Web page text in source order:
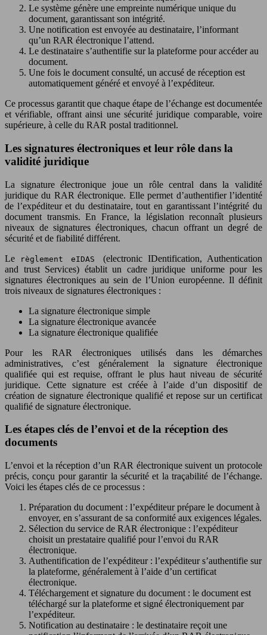
Le système génère une empreinte numérique unique du
document, garantissant son intégrité.
Une notification est envoyée au destinataire, l’informant
qu’un RAR électronique l’attend.
Le destinataire s’authentifie sur la plateforme pour accéder au
document.
Une fois le document consulté, un accusé de réception est
automatiquement généré et envoyé à l’expéditeur.
Ce processus garantit que chaque étape de l’échange est documentée
et vérifiable, offrant ainsi une sécurité juridique comparable, voire
supérieure, à celle du RAR postal traditionnel.
Les signatures électroniques et leur rôle dans la
validité juridique
La signature électronique joue un rôle central dans la validité
juridique du RAR électronique. Elle permet d’authentifier l’identité
de l’expéditeur et du destinataire, tout en garantissant l’intégrité du
document transmis. En France, la législation reconnaît plusieurs
niveaux de signatures électroniques, chacun offrant un degré de
sécurité et de fiabilité différent.
Le
règlement eIDAS (electronic IDentification, Authentication
and trust Services) établit un cadre juridique uniforme pour les
signatures électroniques au sein de l’Union européenne. Il définit
trois niveaux de signatures électroniques :
La signature électronique simple
La signature électronique avancée
La signature électronique qualifiée
Pour les RAR électroniques utilisés dans les démarches
administratives, c’est généralement la signature électronique
qualifiée qui est requise, offrant le plus haut niveau de sécurité
juridique. Cette signature est créée à l’aide d’un dispositif de
création de signature électronique qualifié et repose sur un certificat
qualifié de signature électronique.
Les étapes clés de l’envoi et de la réception des
documents
L’envoi et la réception d’un RAR électronique suivent un protocole
précis, conçu pour garantir la sécurité et la traçabilité de l’échange.
Voici les étapes clés de ce processus :
Préparation du document : l’expéditeur prépare le document à
envoyer, en s’assurant de sa conformité aux exigences légales.
Sélection du service de RAR électronique : l’expéditeur
choisit un prestataire qualifié pour l’envoi du RAR
électronique.
Authentification de l’expéditeur : l’expéditeur s’authentifie sur
la plateforme, généralement à l’aide d’un certificat
électronique.
Téléchargement et signature du document : le document est
téléchargé sur la plateforme et signé électroniquement par
l’expéditeur.
Notification au destinataire : le destinataire reçoit une